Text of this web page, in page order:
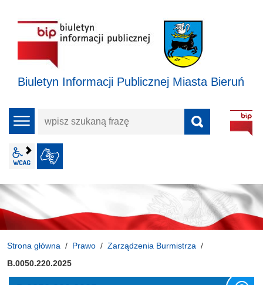
Biuletyn Informacji Publicznej Miasta Bieruń
menu
wpisz
frazę
wcag2.1
Strona główna Prawo
Zarządzenia Burmistrza
B.0050.220.2025